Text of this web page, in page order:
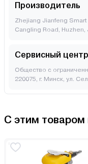
Производитель
Zhejiang Jianfeng Smart
Cangling Road, Huzhen,
Сервисный центр
Общество с
220075, г. Минск, ул.
С этим товаром